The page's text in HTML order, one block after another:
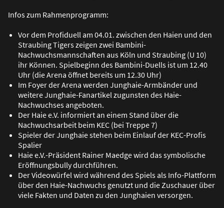
Infos zum Rahmenprogramm:
Vor dem Profiduell am 04.01. zwischen den Haien und den
Straubing Tigers zeigen zwei Bambini-
Nachwuchsmannschaften aus Köln und Straubing (U 10)
ihr Können. Spielbeginn des Bambini-Duells ist um 12.40
Uhr (die Arena öffnet bereits um 12.30 Uhr)
Im Foyer der Arena werden Junghaie-Armbänder und
weitere Junghaie-Fanartikel zugunsten des Haie-
Nachwuchses angeboten.
Der Haie e.V. informiert an einem Stand über die
Nachwuchsarbeit beim KEC (bei Treppe 7)
Spieler der Junghaie stehen beim Einlauf der KEC-Profis
Spalier
Haie e.V.-Präsident Rainer Maedge wird das symbolische
Eröffnungsbully durchführen.
Der Videowürfel wird während des Spiels als Info-Plattform
über den Haie-Nachwuchs genutzt und die Zuschauer über
viele Fakten und Daten zu den Junghaien versorgen.